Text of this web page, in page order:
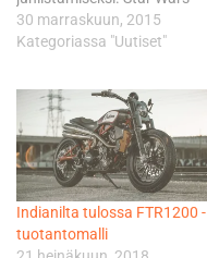
Edition on luonnollisesti ja
johdonmukaisesti maalattu
osoittamaan samalla
kuvainnollisesti kuulumista
”pimeälle puolelle”.
Valovoimaista
erikoisversiota valmistetaan
rajoitettu 25 kappaleen erä
Pohjois-Amerikan
markkinoille. Lisää pyörästä
30 marraskuun, 2015
Kategoriassa "Uutiset"
Indianilta tulossa FTR1200 -
tuotantomalli